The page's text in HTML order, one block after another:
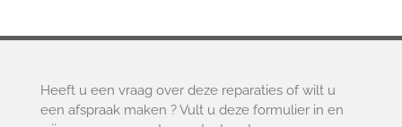
Heeft u een vraag over deze reparaties of wilt u
een afspraak maken ? Vult u deze formulier in en